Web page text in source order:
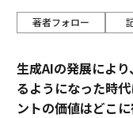
著者フォロー
生成AIの発展によ
るようになった時
ントの価値はどこに